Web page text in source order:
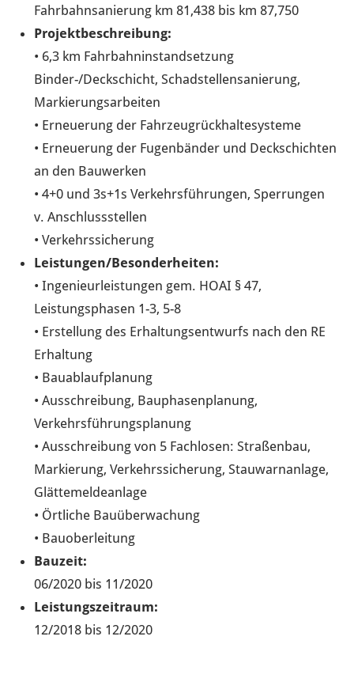
Fahrbahnsanierung km 81,438 bis km 87,750
Projektbeschreibung:
• 6,3 km Fahrbahninstandsetzung
Binder-/Deckschicht, Schadstellensanierung,
Markierungsarbeiten
• Erneuerung der Fahrzeugrückhaltesysteme
• Erneuerung der Fugenbänder und Deckschichten
an den Bauwerken
• 4+0 und 3s+1s Verkehrsführungen, Sperrungen
v. Anschlussstellen
• Verkehrssicherung
Leistungen/Besonderheiten:
• Ingenieurleistungen gem. HOAI § 47,
Leistungsphasen 1-3, 5-8
• Erstellung des Erhaltungsentwurfs nach den RE
Erhaltung
• Bauablaufplanung
• Ausschreibung, Bauphasenplanung,
Verkehrsführungsplanung
• Ausschreibung von 5 Fachlosen: Straßenbau,
Markierung, Verkehrssicherung, Stauwarnanlage,
Glättemeldeanlage
• Örtliche Bauüberwachung
• Bauoberleitung
Bauzeit:
06/2020 bis 11/2020
Leistungszeitraum:
12/2018 bis 12/2020